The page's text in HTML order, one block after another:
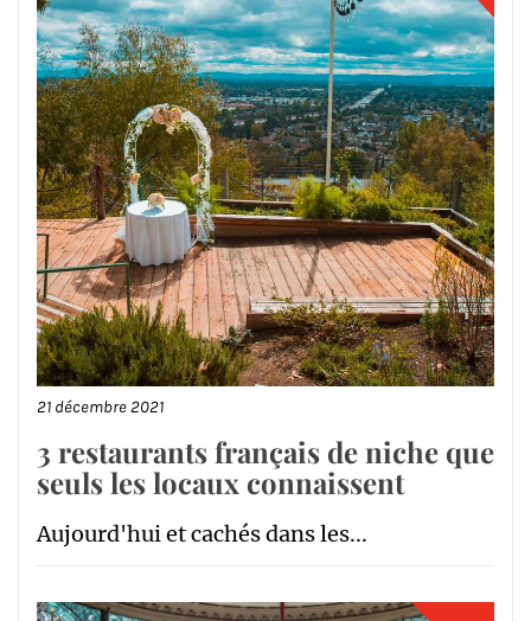
21 décembre 2021
3 restaurants français de niche que
seuls les locaux connaissent
Aujourd'hui et cachés dans les...